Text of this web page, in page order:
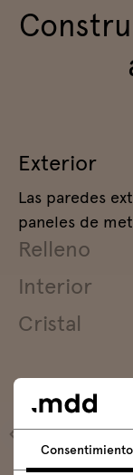
Exterior
Las paredes
paneles de
Relleno
El principal
Interior
Las paredes
Cristal
mejora las
Consentimiento